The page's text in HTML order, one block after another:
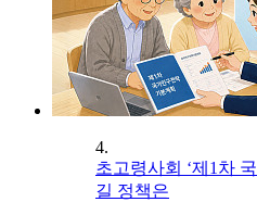
4.
초고령사회 ‘제1차
길 정책은